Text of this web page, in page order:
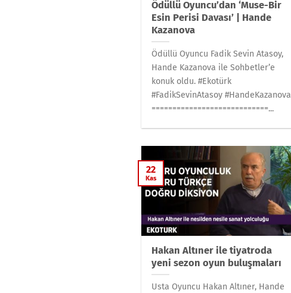
Ödüllü Oyuncu’dan ‘Muse-Bir
Esin Perisi Davası’ | Hande
Kazanova
Ödüllü Oyuncu Fadik Sevin Atasoy,
Hande Kazanova ile Sohbetler’e
konuk oldu. #Ekotürk
#FadikSevinAtasoy #HandeKazanova
============================...
Hakan Altıner ile tiyatroda
yeni sezon oyun buluşmaları
Usta Oyuncu Hakan Altıner, Hande
22
Kas